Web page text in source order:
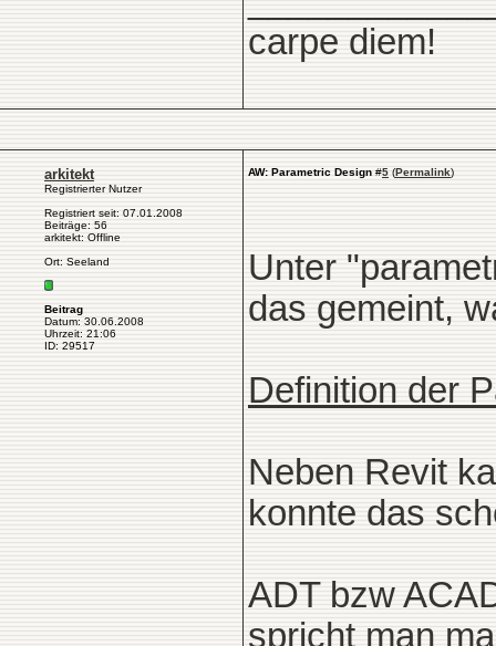
carpe diem!
arkitekt
Registrierter Nutzer
Registriert seit: 07.01.2008
Beiträge: 56
arkitekt: Offline
Ort: Seeland
Beitrag
Datum: 30.06.2008
Uhrzeit: 21:06
ID: 29517
AW: Parametric Design #5 (Permalink)
Unter
das gemeint,
Definition der
Neben Revit
konnte das
ADT bzw
spricht man